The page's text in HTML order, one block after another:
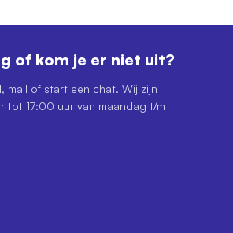
of kom je er niet uit?
mail of start een chat. Wij zijn
17:00 uur van maandag t/m